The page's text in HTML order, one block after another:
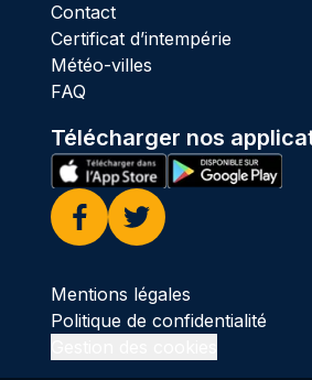
Contact
Certificat d’intempérie
Météo-villes
FAQ
Télécharger nos
Facebook
Twitter
Mentions légales
Politique de confidentialité